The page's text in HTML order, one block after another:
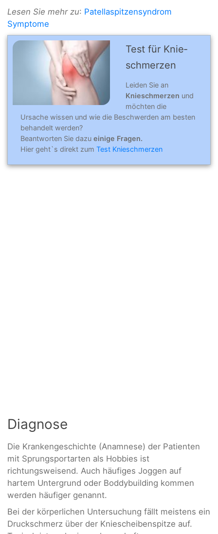
Lesen Sie mehr zu: Patellaspitzensyndrom
Symptome
Test für Knie­
schmer­zen
Leiden Sie an
Knieschmerzen und
möchten die
Ursache wissen und wie die Beschwerden am besten
behandelt werden?
Beantworten Sie dazu einige Fragen.
Hier geht`s direkt zum Test Knieschmerzen
Diagnose
Die Krankengeschichte (Anamnese) der Patienten
mit Sprungsportarten als Hobbies ist
richtungsweisend. Auch häufiges Joggen auf
hartem Untergrund oder Boddybuilding kommen
werden häufiger genannt.
Bei der körperlichen Untersuchung fällt meistens ein
Druckschmerz über der Kniescheibenspitze auf.